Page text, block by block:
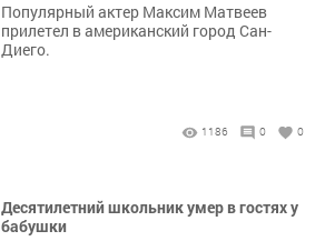
Популярный актер Максим Матвеев
прилетел в американский город Сан-
Диего.
1186 0 0
Десятилетний школьник умер в гостях у
бабушки